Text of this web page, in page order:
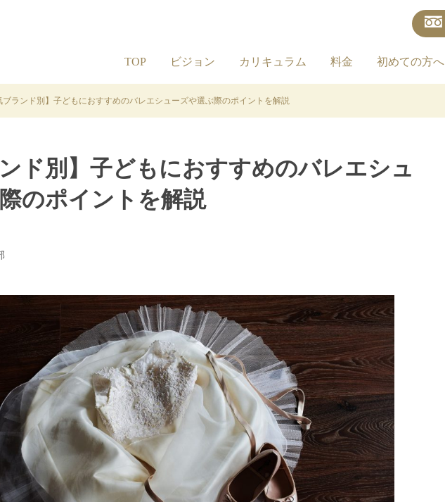
TOP ビジョン カリキュラム 料金 初めての方へ
ブランド別】子どもにおすすめのバレエシューズや選ぶ際のポイントを解説
ンド別】子どもにおすすめのバレエシュ
のポイントを解説